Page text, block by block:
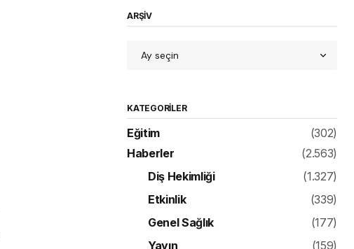
ARŞİV
KATEGORILER
Eğitim
(302)
Haberler
(2.563)
Diş Hekimliği
(1.327)
Etkinlik
(339)
Genel Sağlık
(177)
Yayın
(159)